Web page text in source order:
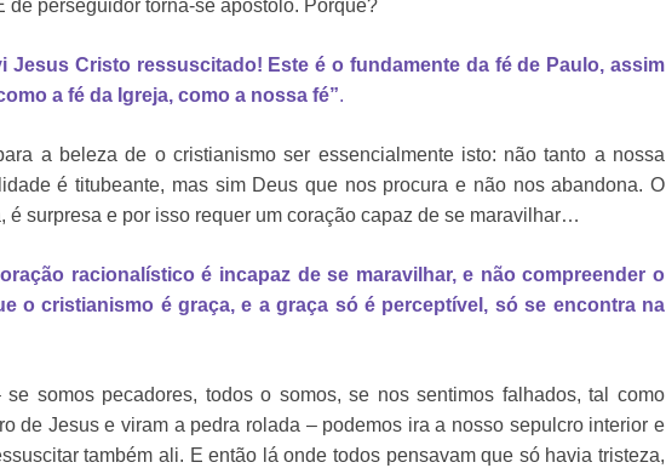
de perseguidor torna-se apóstolo. Porquê?
Jesus Cristo ressuscitado! Este é o fundamente da fé de Paulo, assim
a fé da Igreja, como a nossa fé”.
a beleza de o cristianismo ser essencialmente isto: não tanto a nossa
é titubeante, mas sim Deus que nos procura e não nos abandona. O
é surpresa e por isso requer um coração capaz de se maravilhar…
racionalístico é incapaz de se maravilhar, e não compreender o
o cristianismo é graça, e a graça só é perceptível, só se encontra na
somos pecadores, todos o somos, se nos sentimos falhados, tal como
de Jesus e viram a pedra rolada – podemos ira a nosso sepulcro interior e
também ali. E então lá onde todos pensavam que só havia tristeza,